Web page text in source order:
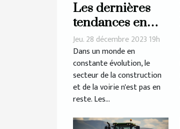
Les dernières
tendances en
matière de
matériaux et
équipements
pour la
construction et
Jeu. 28 décembre 2023 19h
Dans un monde en
constante évolution, le
secteur de la construction
et de la voirie n'est pas en
reste. Les...